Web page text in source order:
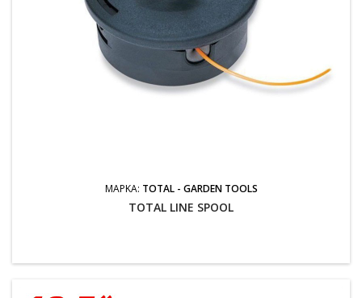
ΜΆΡΚΑ: TOTAL - GARDEN TOOLS
TOTAL LINE SPOOL